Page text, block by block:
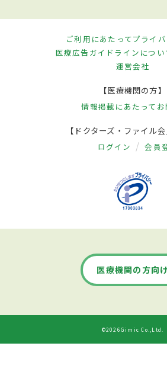
ご利用にあたってプライ
医療広告ガイドラインについ
運営会社
【医療機関の方】
情報掲載にあたって
【ドクターズ・ファイル会
ログイン 会員
医療機関の方向
©2026Gimic Co.,Ltd.